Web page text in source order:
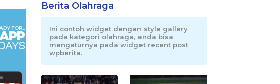
Berita Olahraga
Ini contoh widget dengan style gallery
pada kategori olahraga, anda bisa
mengaturnya pada widget recent post
wpberita.